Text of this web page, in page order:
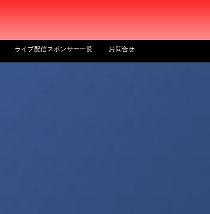
ライブ配信スポンサー一覧 お問合せ